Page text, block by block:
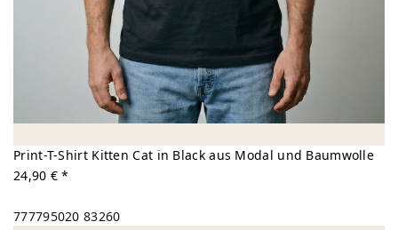
Print-T-Shirt Kitten Cat in Black aus Modal und Baumwolle
24,90 € *
777795020 83260